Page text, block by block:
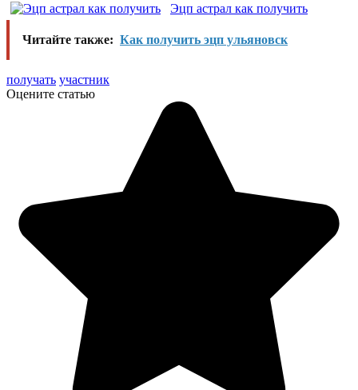
Эцп астрал как получить
Читайте также: Как получить эцп ульяновск
получать участник
Оцените статью